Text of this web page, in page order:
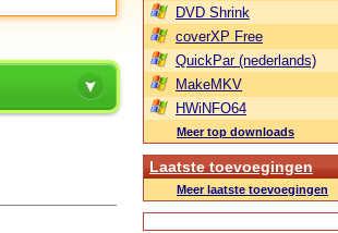
DVD Shrink
coverXP Free
QuickPar (nederlands)
MakeMKV
HWiNFO64
Meer top downloads
Laatste toevoegingen
Meer laatste toevoegingen